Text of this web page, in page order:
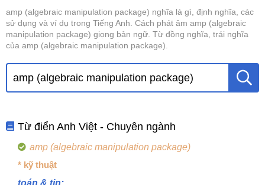
amp (algebraic manipulation package) nghĩa là gì, định nghĩa, các
sử dụng và ví dụ trong Tiếng Anh. Cách phát âm amp (algebraic
manipulation package) giọng bản ngữ. Từ đồng nghĩa, trái nghĩa
của amp (algebraic manipulation package).
Từ điển Anh Việt - Chuyên ngành
amp (algebraic manipulation package)
* kỹ thuật
toán & tin: